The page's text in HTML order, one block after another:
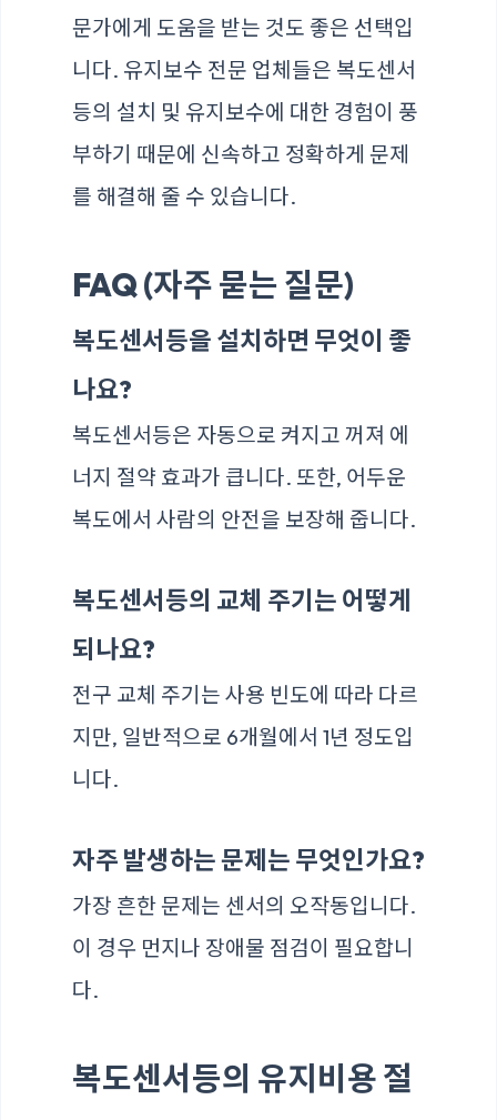
문가에게 도움을 받는 것도 좋은 선택입
니다. 유지보수 전문 업체들은 복도센서
등의 설치 및 유지보수에 대한 경험이 풍
부하기 때문에 신속하고 정확하게 문제
를 해결해 줄 수 있습니다.
FAQ (자주 묻는 질문)
복도센서등을 설치하면 무엇이 좋
나요?
복도센서등은 자동으로 켜지고 꺼져 에
너지 절약 효과가 큽니다. 또한, 어두운
복도에서 사람의 안전을 보장해 줍니다.
복도센서등의 교체 주기는 어떻게
되나요?
전구 교체 주기는 사용 빈도에 따라 다르
지만, 일반적으로 6개월에서 1년 정도입
니다.
자주 발생하는 문제는 무엇인가요?
가장 흔한 문제는 센서의 오작동입니다.
이 경우 먼지나 장애물 점검이 필요합니
다.
복도센서등의 유지비용 절